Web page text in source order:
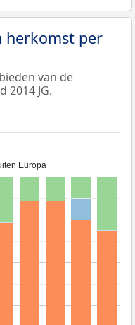
herkomst per
van de
2014 JG.
Europa